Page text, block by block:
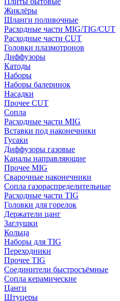
Жиклёры
Шланги поливочные
Расходные части MIG/TIG/CUT
Расходные части CUT
Головки плазмотронов
Диффузоры
Катоды
Наборы
Наборы балеринок
Насадки
Прочее CUT
Сопла
Расходные части MIG
Вставки под наконечники
Гусаки
Диффузоры газовые
Каналы направляющие
Прочее MIG
Сварочные наконечники
Сопла газораспределительные
Расходные части TIG
Головки для горелок
Держатели цанг
Заглушки
Кольца
Наборы для TIG
Переходники
Прочее TIG
Соединители быстросъёмные
Сопла керамические
Цанги
Штуцеры